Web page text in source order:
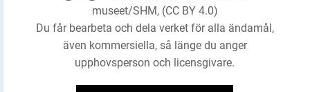
museet/SHM, (CC BY 4.0)
Du får bearbeta och dela verket för alla ändamål,
även kommersiella, så länge du anger
upphovsperson och licensgivare.